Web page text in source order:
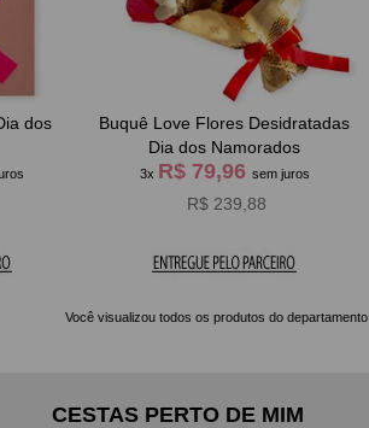
dos
Buquê Love Flores Desidratadas
Dia dos Namorados
3x R$ 79,96 sem juros
R$ 239,88
Você visualizou todos os produtos do departamento.
CESTAS PERTO DE MIM